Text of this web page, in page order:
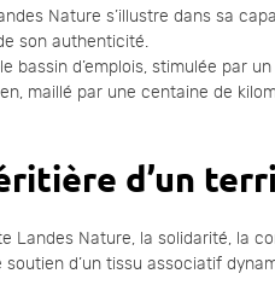
Nature s’illustre dans sa
son authenticité.
bassin d’emplois, stimulée par
maillé par une centaine de
d’un
Landes Nature, la solidarité, la
soutien d’un tissu associatif